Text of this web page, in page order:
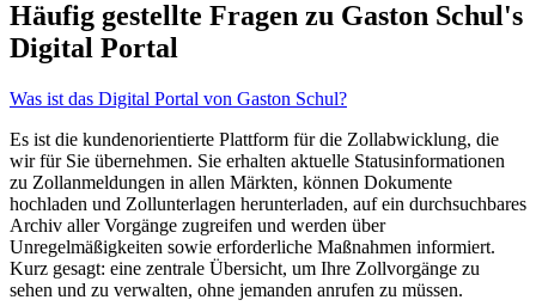
Häufig gestellte Fragen zu Gaston Schul's
Digital Portal
Was ist das Digital Portal von Gaston Schul?
Es ist die kundenorientierte Plattform für die Zollabwicklung, die
wir für Sie übernehmen. Sie erhalten aktuelle Statusinformationen
zu Zollanmeldungen in allen Märkten, können Dokumente
hochladen und Zollunterlagen herunterladen, auf ein durchsuchbares
Archiv aller Vorgänge zugreifen und werden über
Unregelmäßigkeiten sowie erforderliche Maßnahmen informiert.
Kurz gesagt: eine zentrale Übersicht, um Ihre Zollvorgänge zu
sehen und zu verwalten, ohne jemanden anrufen zu müssen.